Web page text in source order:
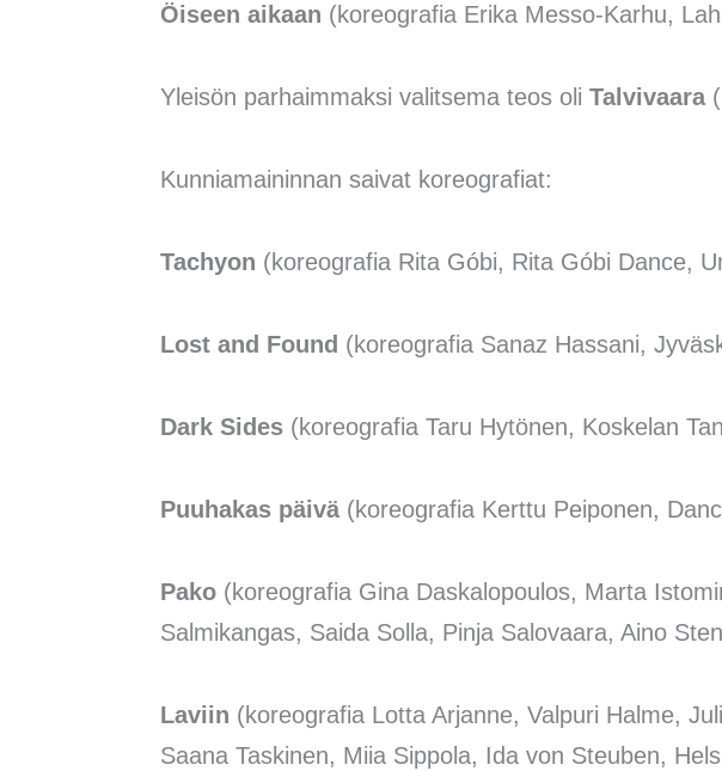
Öiseen aikaan (koreografia Erika Messo-Karhu,
Yleisön parhaimmaksi valitsema teos oliTalvivaara
Kunniamaininnan saivat koreografiat:
Tachyon (koreografia Rita Góbi, Rita Góbi Dance,
Lost and Found (koreografia Sanaz Hassani,
Dark Sides (koreografia Taru Hytönen, Koskelan
Puuhakas päivä (koreografia Kerttu Peiponen,
Pako (koreografia Gina Daskalopoulos, Marta
Salmikangas, Saida Solla, Pinja Salovaara, Aino
Laviin (koreografia Lotta Arjanne, Valpuri Halme,
Saana Taskinen, Miia Sippola, Ida von Steuben,